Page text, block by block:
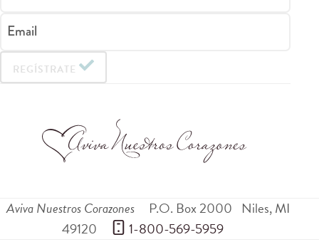
Email
REGÍSTRATE
Aviva Nuestros Corazones P.O. Box 2000 Niles,MI
49120
1-800-569-5959